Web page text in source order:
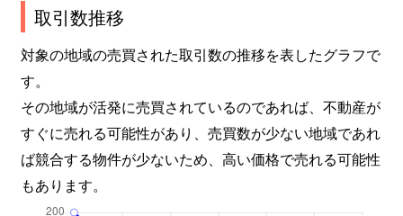
取引数推移
対象の地域の売買された取引数の推移を表したグラフで
す。
その地域が活発に売買されているのであれば、不動産が
すぐに売れる可能性があり、売買数が少ない地域であれ
ば競合する物件が少ないため、高い価格で売れる可能性
もあります。